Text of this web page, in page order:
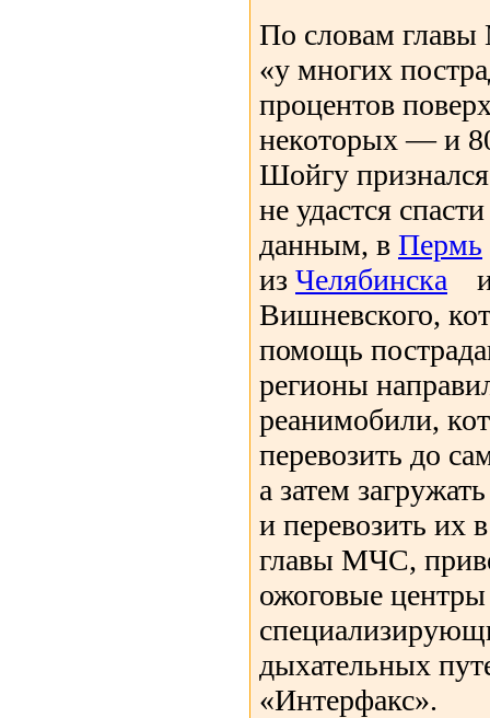
По словам
«у многих
процентов
некоторых — и
Шойгу
не удастся
данным, в Пермь
из Челябинска
Вишневского,
помощь
регионы
реанимобили,
перевозить до
а затем
и перевозить их
главы МЧС,
ожоговые
дыхательных
«Интерфакс».